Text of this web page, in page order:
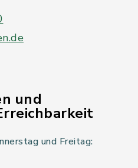
und
und Freitag: